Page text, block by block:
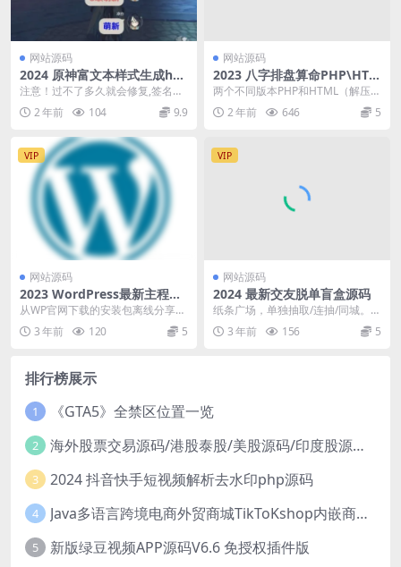
网站源码
2024 原神富文本样式生成ht
ml源码
注意！过不了多久就会修复,签名概
率会重置,建议聊天恶搞
2 年前 104 9.9
网站源码
2023 八字排盘算命PHP\HTM
L源码
两个不同版本PHP和HTML（解压缩
源码，任意选择不同版本使用）！
PHP版需要...
2 年前 646 5
VIP
网站源码
2023 WordPress最新主程序
离线包
从WP官网下载的安装包离线分享，
中文版带有中文和英文语言。 文件
后缀为zh_CN...
3 年前 120 5
VIP
网站源码
2024 最新交友脱单盲盒源码
纸条广场，单独抽取/连抽/同城。盲
盒交友脱单系统源码包含了学校、
爱好、城市、地区...
3 年前 156 5
排行榜展示
1 《GTA5》全禁区位置一览
2 海外股票交易源码/港股泰股/美股源码/印度股源码/马拉西亚股票源码/国际股票配资
3 2024 抖音快手短视频解析去水印php源码
4 Java多语言跨境电商外贸商城TikToKshop内嵌商城I商家入驻I一键铺
5 新版绿豆视频APP源码V6.6 免授权插件版